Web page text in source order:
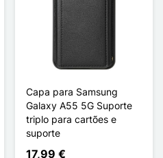
Capa para Samsung
Galaxy A55 5G Suporte
triplo para cartões e
suporte
17,99 €